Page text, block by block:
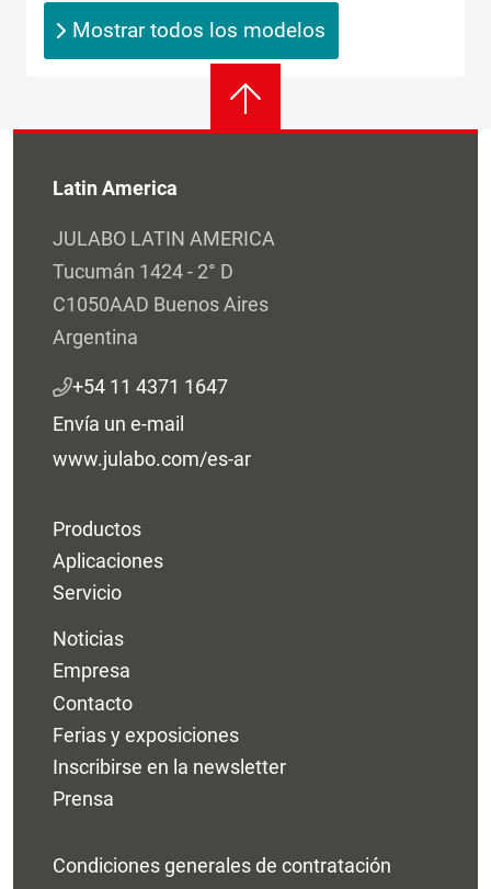
Mostrar todos los modelos
Latin America
JULABO LATIN AMERICA
Tucumán 1424 - 2° D
C1050AAD Buenos Aires
Argentina
+54 11 4371 1647
Envía un e-mail
www.julabo.com/es-ar
Productos
Aplicaciones
Servicio
Noticias
Empresa
Contacto
Ferias y exposiciones
Inscribirse en la newsletter
Prensa
Condiciones generales de contratación